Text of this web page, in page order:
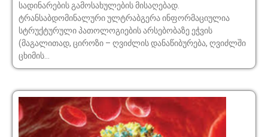
სადინარების გამოსახულების მისაღებად.
ტრანსაბდომინალური ულტრაბგერა ინფორმაციულია
სტრუქტურული პათოლოგიების არსებობაზე ეჭვის
(მაგალითად, ციროზი – ღვიძლის დანაწიბურება, ღვიძლში
ცხიმის...